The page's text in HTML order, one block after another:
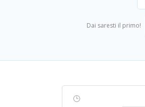
Dai saresti il primo!